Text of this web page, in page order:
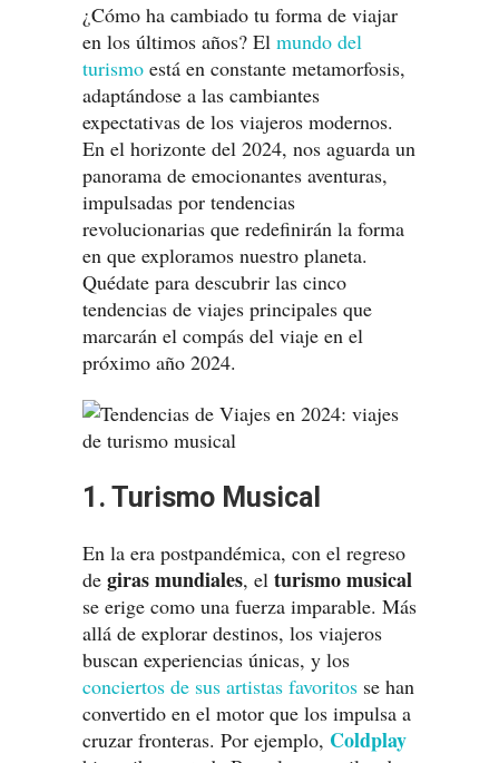
¿Cómo ha cambiado tu forma de viajar
en los últimos años? El mundo del
turismo está en constante metamorfosis,
adaptándose a las cambiantes
expectativas de los viajeros modernos.
En el horizonte del 2024, nos aguarda un
panorama de emocionantes aventuras,
impulsadas por tendencias
revolucionarias que redefinirán la forma
en que exploramos nuestro planeta.
Quédate para descubrir las cinco
tendencias de viajes principales que
marcarán el compás del viaje en el
próximo año 2024.
1. Turismo Musical
En la era postpandémica, con el regreso
de giras mundiales, el turismo musical
se erige como una fuerza imparable. Más
allá de explorar destinos, los viajeros
buscan experiencias únicas, y los
conciertos de sus artistas favoritos se han
convertido en el motor que los impulsa a
cruzar fronteras. Por ejemplo, Coldplay